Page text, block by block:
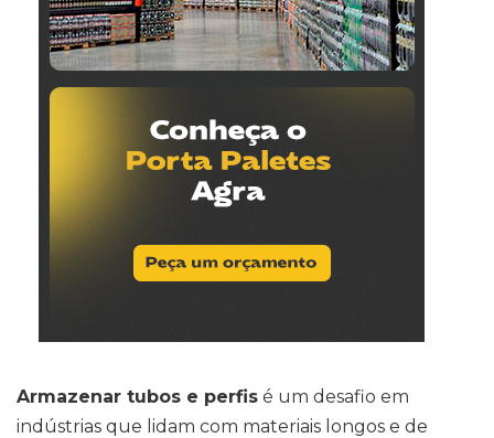
Armazenar tubos e perfis é um desafio em
indústrias que lidam com materiais longos e de